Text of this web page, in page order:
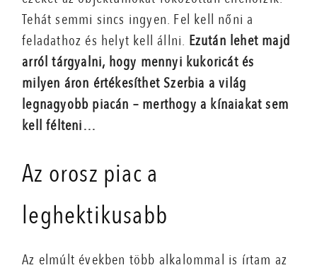
Tehát semmi sincs ingyen. Fel kell nőni a
feladathoz és helyt kell állni. Ezután lehet majd
arról tárgyalni, hogy mennyi kukoricát és
milyen áron értékesíthet Szerbia a világ
legnagyobb piacán – merthogy a kínaiakat sem
kell félteni…
Az orosz piac a
leghektikusabb
Az elmúlt években több alkalommal is írtam az